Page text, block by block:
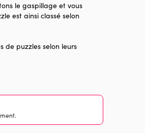
le gaspillage et vous
est ainsi classé selon
de puzzles selon leurs